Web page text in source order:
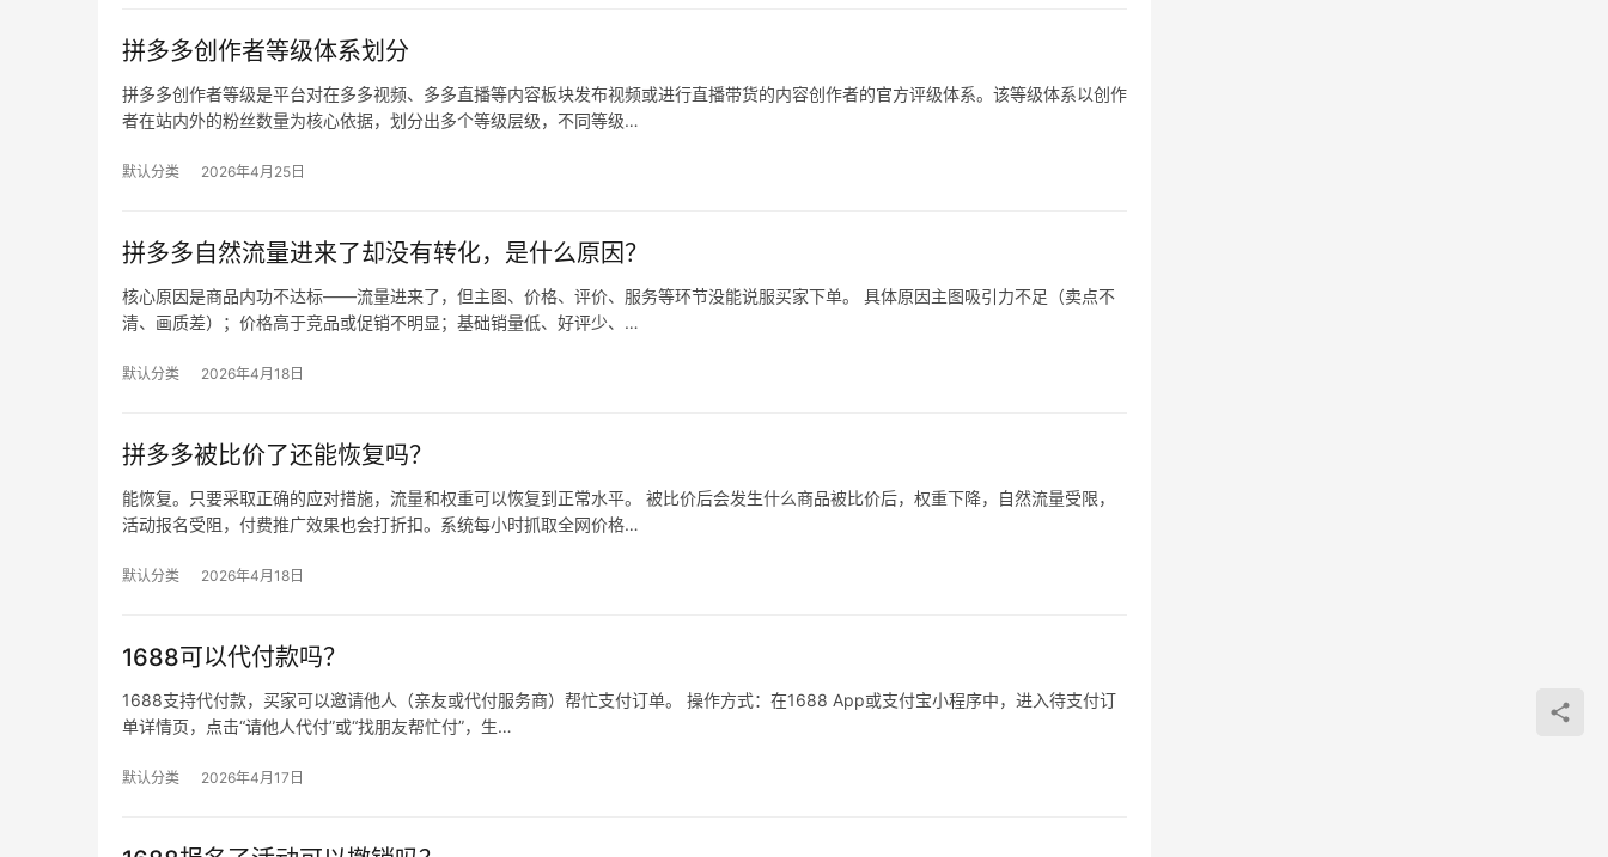
拼多多创作者等级体系划分
拼多多创作者等级是平台对在多多视频、多多直播等内容板块发布视频或进行直播带货的内容创作者的官方评级体系。该等级体系以创作
者在站内外的粉丝数量为核心依据，划分出多个等级层级，不同等级…
默认分类 2026年4月25日
拼多多自然流量进来了却没有转化，是什么原因？
核心原因是商品内功不达标——流量进来了，但主图、价格、评价、服务等环节没能说服买家下单。 具体原因主图吸引力不足（卖点不
清、画质差）；价格高于竞品或促销不明显；基础销量低、好评少、…
默认分类 2026年4月18日
拼多多被比价了还能恢复吗？
能恢复。只要采取正确的应对措施，流量和权重可以恢复到正常水平。 被比价后会发生什么商品被比价后，权重下降，自然流量受限，
活动报名受阻，付费推广效果也会打折扣。系统每小时抓取全网价格…
默认分类 2026年4月18日
1688可以代付款吗？
1688支持代付款，买家可以邀请他人（亲友或代付服务商）帮忙支付订单。 操作方式：在1688 App或支付宝小程序中，进入待支付订
单详情页，点击“请他人代付”或“找朋友帮忙付”，生…
默认分类 2026年4月17日